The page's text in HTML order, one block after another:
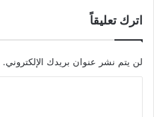
اترك تعليقاً
لن يتم نشر عنوان بريدك الإلكتروني.